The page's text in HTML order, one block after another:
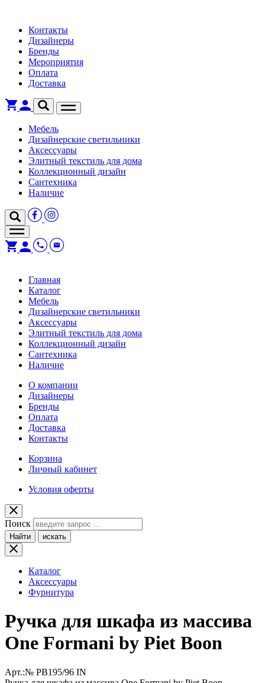
Контакты
Дизайнеры
Бренды
Мероприятия
Оплата
Доставка
Мебель
Дизайнерские светильники
Аксессуары
Элитный текстиль для дома
Коллекционный дизайн
Сантехника
Наличие
Главная
Каталог
Мебель
Дизайнерские светильники
Аксессуары
Элитный текстиль для дома
Коллекционный дизайн
Сантехника
Наличие
О компании
Дизайнеры
Бренды
Оплата
Доставка
Контакты
Корзина
Личный кабинет
Условия оферты
Поиск
Найти искать
Каталог
Аксессуары
Фурнитура
Ручка для шкафа из массива
One Formani by Piet Boon
Арт.:№ PB195/96 IN